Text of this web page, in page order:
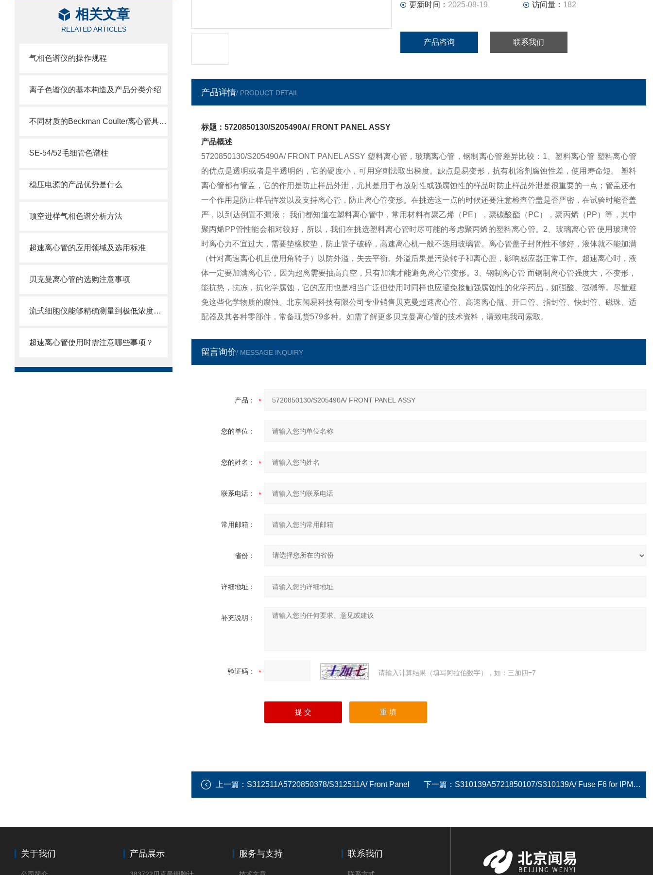
相关文章
RELATED ARTICLES
气相色谱仪的操作规程
离子色谱仪的基本构造及产品分类介绍
不同材质的Beckman Coulter离心管具有不同的使用特性
SE-54/52毛细管色谱柱
稳压电源的产品优势是什么
顶空进样气相色谱分析方法
超速离心管的应用领域及选用标准
贝克曼离心管的选购注意事项
流式细胞仪能够精确测量到极低浓度的标记物
超速离心管使用时需注意哪些事项？
更新时间： 2025-08-19 访问量： 182
产品咨询 联系我们
产品详情/ PRODUCT DETAIL
标题：5720850130/S205490A/ FRONT PANEL ASSY
产品概述
5720850130/S205490A/ FRONT PANEL ASSY 塑料离心管，玻璃离心管，钢制离心管差异比较：1、塑料离心管 塑料离心管
的优点是透明或者是半透明的，它的硬度小，可用穿刺法取出梯度。缺点是易变形，抗有机溶剂腐蚀性差，使用寿命短。 塑料
离心管都有管盖，它的作用是防止样品外泄，尤其是用于有放射性或强腐蚀性的样品时防止样品外泄是很重要的一点；管盖还有
一个作用是防止样品挥发以及支持离心管，防止离心管变形。在挑选这一点的时候还要注意检查管盖是否严密，在试验时能否盖
严，以到达倒置不漏液； 我们都知道在塑料离心管中，常用材料有聚乙烯（PE），聚碳酸酯（PC），聚丙烯（PP）等，其中
聚丙烯PP管性能会相对较好，所以，我们在挑选塑料离心管时尽可能的考虑聚丙烯的塑料离心管。2、玻璃离心管 使用玻璃管
时离心力不宜过大，需要垫橡胶垫，防止管子破碎，高速离心机一般不选用玻璃管。离心管盖子封闭性不够好，液体就不能加满
（针对高速离心机且使用角转子）以防外溢，失去平衡。外溢后果是污染转子和离心腔，影响感应器正常工作。超速离心时，液
体一定要加满离心管，因为超离需要抽高真空，只有加满才能避免离心管变形。3、钢制离心管 而钢制离心管强度大，不变形，
能抗热，抗冻，抗化学腐蚀，它的应用也是相当广泛但使用时同样也应避免接触强腐蚀性的化学药品，如强酸、强碱等。尽量避
免这些化学物质的腐蚀。北京闻易科技有限公司专业销售贝克曼超速离心管、高速离心瓶、开口管、指封管、快封管、磁珠、适
配器及其各种零部件，常备现货579多种。如需了解更多贝克曼离心管的技术资料，请致电我司索取。
留言询价/ MESSAGE INQUIRY
产品：
您的单位：
您的姓名：
联系电话：
常用邮箱：
省份：
详细地址：
补充说明：
验证码： 请输入计算结果（填写阿拉伯数字），如：三加四=7
上一篇： S312511A5720850378/S312511A/ Front Panel 下一篇： S310139A5721850107/S310139A/ Fuse F6 for IPM3
关于我们 产品展示 服务与支持 联系我们